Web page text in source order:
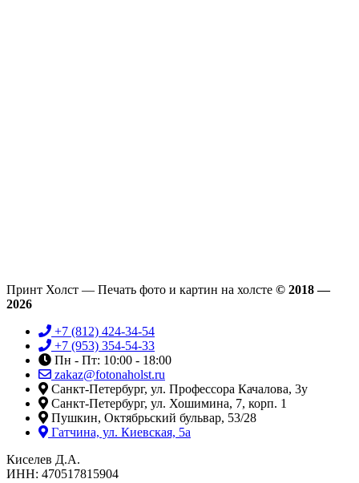
Принт Холст — Печать фото и картин на холсте © 2018 —
2026
+7 (812) 424-34-54
+7 (953) 354-54-33
Пн - Пт: 10:00 - 18:00
zakaz@fotonaholst.ru
Санкт-Петербург, ул. Профессора Качалова, 3у
Санкт-Петербург, ул. Хошимина, 7, корп. 1
Пушкин, Октябрьский бульвар, 53/28
Гатчина, ул. Киевская, 5а
Киселев Д.А.
ИНН: 470517815904